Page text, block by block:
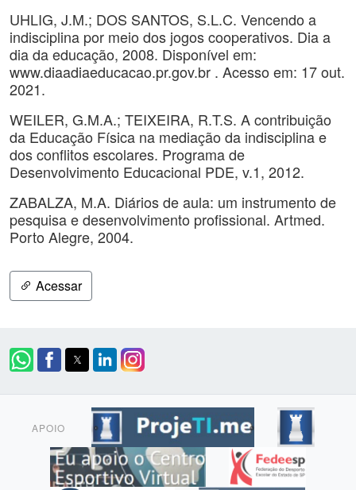
UHLIG, J.M.; DOS SANTOS, S.L.C. Vencendo a
indisciplina por meio dos jogos cooperativos. Dia a
dia da educação, 2008. Disponível em:
www.diaadiaeducacao.pr.gov.br . Acesso em: 17 out.
2021.
WEILER, G.M.A.; TEIXEIRA, R.T.S. A contribuição
da Educação Física na mediação da indisciplina e
dos conflitos escolares. Programa de
Desenvolvimento Educacional PDE, v.1, 2012.
ZABALZA, M.A. Diários de aula: um instrumento de
pesquisa e desenvolvimento profissional. Artmed.
Porto Alegre, 2004.
Acessar
APOIO